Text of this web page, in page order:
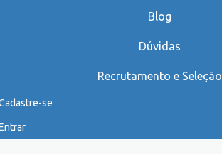
Blog
Dúvidas
Recrutamento e Seleção
se